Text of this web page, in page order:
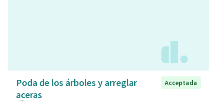
Poda de los árboles y arreglar
aceras
Acceptada